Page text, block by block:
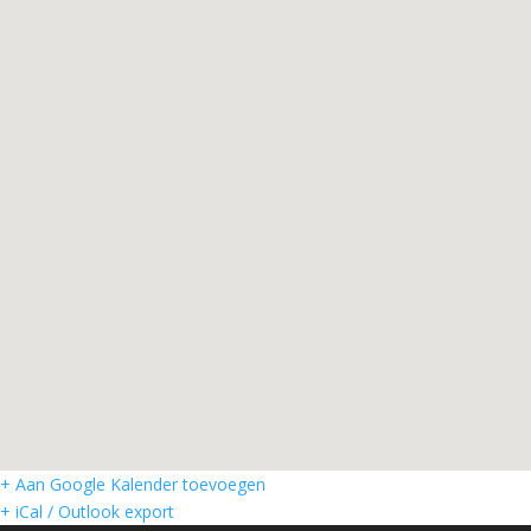
+ Aan Google Kalender toevoegen
+ iCal / Outlook export